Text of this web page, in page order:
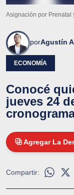
Asignación por Prenatal
porAgustín
ECONOMÍA
Conocé
jueves 24
Agregar La
Compartir: